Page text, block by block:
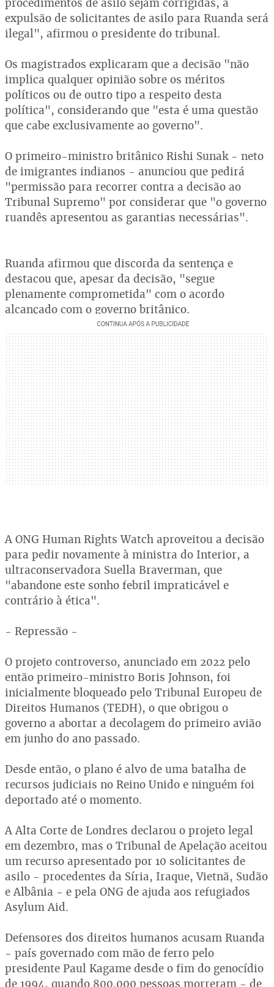
expulsão de solicitantes de asilo para Ruanda será
ilegal", afirmou o presidente do tribunal.
Os magistrados explicaram que a decisão "não
implica qualquer opinião sobre os méritos
políticos ou de outro tipo a respeito desta
política", considerando que "esta é uma questão
que cabe exclusivamente ao governo".
O primeiro-ministro britânico Rishi Sunak - neto
de imigrantes indianos - anunciou que pedirá
"permissão para recorrer contra a decisão ao
Tribunal Supremo" por considerar que "o governo
ruandês apresentou as garantias necessárias".
Ruanda afirmou que discorda da sentença e
destacou que, apesar da decisão, "segue
plenamente comprometida" com o acordo
alcançado com o governo britânico.
A ONG Human Rights Watch aproveitou a decisão
para pedir novamente à ministra do Interior, a
ultraconservadora Suella Braverman, que
"abandone este sonho febril impraticável e
contrário à ética".
- Repressão -
O projeto controverso, anunciado em 2022 pelo
então primeiro-ministro Boris Johnson, foi
inicialmente bloqueado pelo Tribunal Europeu de
Direitos Humanos (TEDH), o que obrigou o
governo a abortar a decolagem do primeiro avião
em junho do ano passado.
Desde então, o plano é alvo de uma batalha de
recursos judiciais no Reino Unido e ninguém foi
deportado até o momento.
A Alta Corte de Londres declarou o projeto legal
em dezembro, mas o Tribunal de Apelação aceitou
um recurso apresentado por 10 solicitantes de
asilo - procedentes da Síria, Iraque, Vietnã, Sudão
e Albânia - e pela ONG de ajuda aos refugiados
Asylum Aid.
Defensores dos direitos humanos acusam Ruanda
- país governado com mão de ferro pelo
presidente Paul Kagame desde o fim do genocídio
de 1994, quando 800.000 pessoas morreram - de